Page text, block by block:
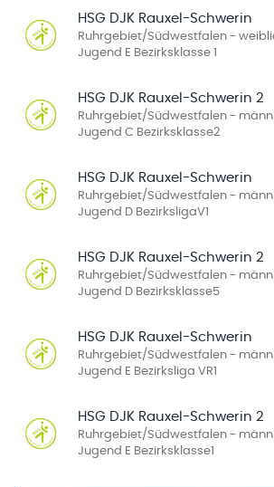
HSG DJK Rauxel-Schwerin
Ruhrgebiet/Südwestfalen -
Jugend E Bezirksklasse 1
HSG DJK Rauxel-Schwerin 2
Ruhrgebiet/Südwestfalen -
Jugend C Bezirksklasse2
HSG DJK Rauxel-Schwerin
Ruhrgebiet/Südwestfalen -
Jugend D BezirksligaV1
HSG DJK Rauxel-Schwerin 2
Ruhrgebiet/Südwestfalen -
Jugend D Bezirksklasse5
HSG DJK Rauxel-Schwerin
Ruhrgebiet/Südwestfalen -
Jugend E Bezirksliga VR1
HSG DJK Rauxel-Schwerin 2
Ruhrgebiet/Südwestfalen -
Jugend E Bezirksklasse1